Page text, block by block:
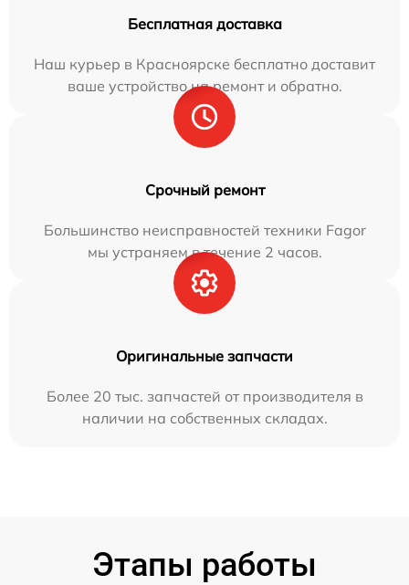
Бесплатная доставка
Наш курьер в Красноярске бесплатно доставит
ваше устройство на ремонт и обратно.
Срочный ремонт
Большинство неисправностей техники Fagor
мы устраняем в течение 2 часов.
Оригинальные запчасти
Более 20 тыс. запчастей от производителя в
наличии на собственных складах.
Этапы работы